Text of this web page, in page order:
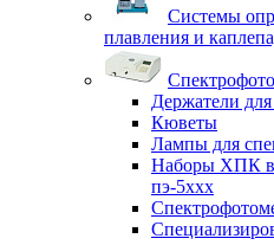
Системы
плавления и
Держатели
Кюветы
Лампы для
Наборы ХПК в
пэ-5ххх